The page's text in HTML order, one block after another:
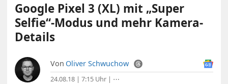
Google Pixel 3 (XL) mit „Super
Selfie“-Modus und mehr Kamera-
Details
Von Oliver Schwuchow
24.08.18 | 7:15 Uhr | ⋯